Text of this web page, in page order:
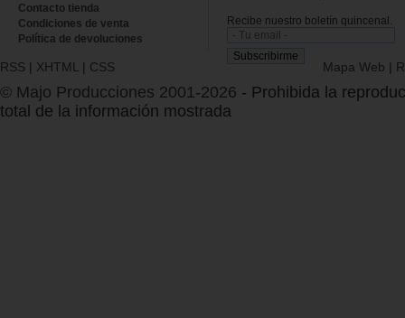
Contacto tienda
Condiciones de venta
Política de devoluciones
Recibe nuestro boletín quincenal.
RSS | XHTML | CSS Mapa Web |
© Majo Producciones 2001-2026 - Prohibida la
total de la información mostrada